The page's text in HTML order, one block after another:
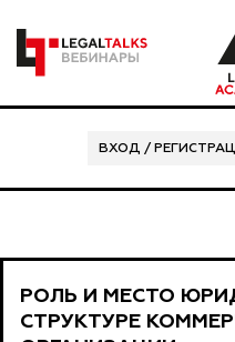
ВХОД /
РОЛЬ И МЕСТО
СТРУКТУРЕ